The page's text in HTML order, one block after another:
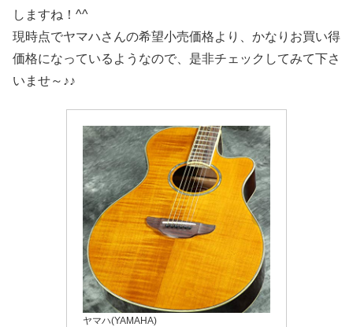
しますね！^^
現時点でヤマハさんの希望小売価格より、かなりお買い得
価格になっているようなので、是非チェックしてみて下さ
いませ～♪♪
ヤマハ(YAMAHA)